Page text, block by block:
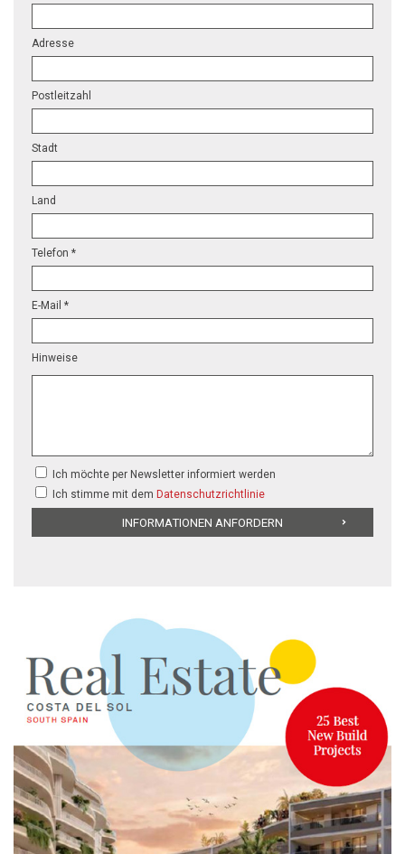
Adresse
Postleitzahl
Stadt
Land
Telefon *
E-Mail *
Hinweise
Ich möchte per Newsletter informiert werden
Ich stimme mit dem Datenschutzrichtlinie